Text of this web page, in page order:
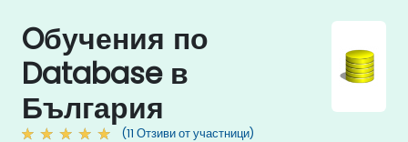
Oбучения по
Database в
България
(11 Отзиви от участници)